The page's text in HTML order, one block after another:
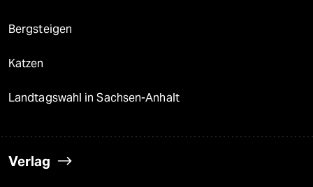
Bergsteigen
Katzen
Landtagswahl in Sachsen-Anhalt
Verlag